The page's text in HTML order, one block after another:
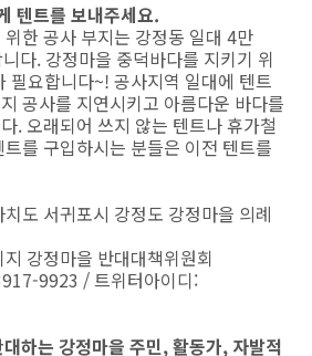
텐트를 보내주세요.
한 공사 부지는 강정동 일대 4만
다. 강정마을 중덕바다를 지키기 위
필요합니다~! 공사지역 일대에 텐트
공사를 지연시키고 아름다운 바다를
. 오래되어 쓰지 않는 텐트나 휴가철
를 구입하시는 분들은 이전 텐트를
도 서귀포시 강정도 강정마을 의례
강정마을 반대대책위원회
9923 / 트위터아이디:
하는 강정마을 주민, 활동가, 자발적